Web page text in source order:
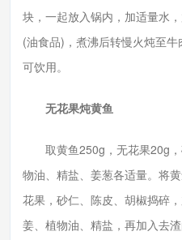
块，一起放入锅内，加适量水
(油食品)，煮沸后转慢火炖至
可饮用。
无花果炖黄鱼
取黄鱼250g，无花果20g，
物油、精盐、姜葱各适量。将
花果，砂仁、陈皮、胡椒捣碎
姜、植物油、精盐，再加入去